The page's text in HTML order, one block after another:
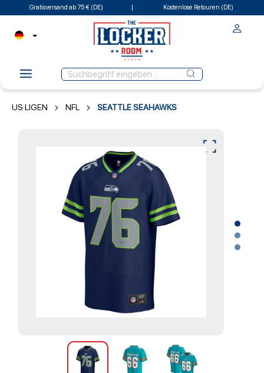
Gratisversand ab 75 € (DE) Kostenlose Retouren (DE)
US LIGEN NFL SEATTLE SEAHAWKS